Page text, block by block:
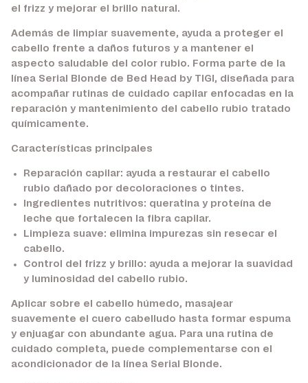
el frizz y mejorar el brillo natural.
Además de limpiar suavemente, ayuda a proteger el
cabello frente a daños futuros y a mantener el
aspecto saludable del color rubio. Forma parte de la
línea Serial Blonde de Bed Head by TIGI, diseñada para
acompañar rutinas de cuidado capilar enfocadas en la
reparación y mantenimiento del cabello rubio tratado
químicamente.
Características principales
Reparación capilar: ayuda a restaurar el cabello
rubio dañado por decoloraciones o tintes.
Ingredientes nutritivos: queratina y proteína de
leche que fortalecen la fibra capilar.
Limpieza suave: elimina impurezas sin resecar el
cabello.
Control del frizz y brillo: ayuda a mejorar la suavidad
y luminosidad del cabello rubio.
Aplicar sobre el cabello húmedo, masajear
suavemente el cuero cabelludo hasta formar espuma
y enjuagar con abundante agua. Para una rutina de
cuidado completa, puede complementarse con el
acondicionador de la línea Serial Blonde.